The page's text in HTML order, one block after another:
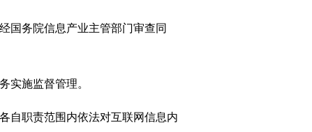
务院信息产业主管部门审查同
施监督管理。
职责范围内依法对互联网信息内